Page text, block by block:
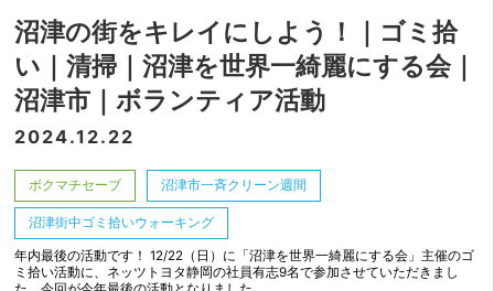
沼津の街をキレイにしよう！｜ゴミ拾
い｜清掃｜沼津を世界一綺麗にする会｜
沼津市｜ボランティア活動
2024.12.22
ボクマチセーブ 沼津市一斉クリーン週間
沼津街中ゴミ拾いウォーキング
年内最後の活動です！ 12/22（日）に「沼津を世界一綺麗にする会」主催のゴ
ミ拾い活動に、ネッツトヨタ静岡の社員有志9名で参加させていただきまし